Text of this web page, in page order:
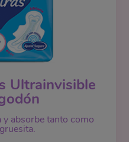
Ultrainvisible
absorbe tanto como